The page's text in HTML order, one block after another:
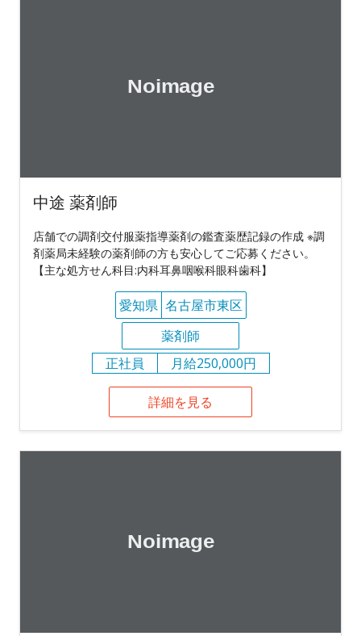
中途 薬剤師
店舗での調剤交付服薬指導薬剤の鑑査薬歴記録の作成 ※調
剤薬局未経験の薬剤師の方も安心してご応募ください。
【主な処方せん科目:内科耳鼻咽喉科眼科歯科】
愛知県 名古屋市東区
薬剤師
正社員
月給250,000円
詳細を見る